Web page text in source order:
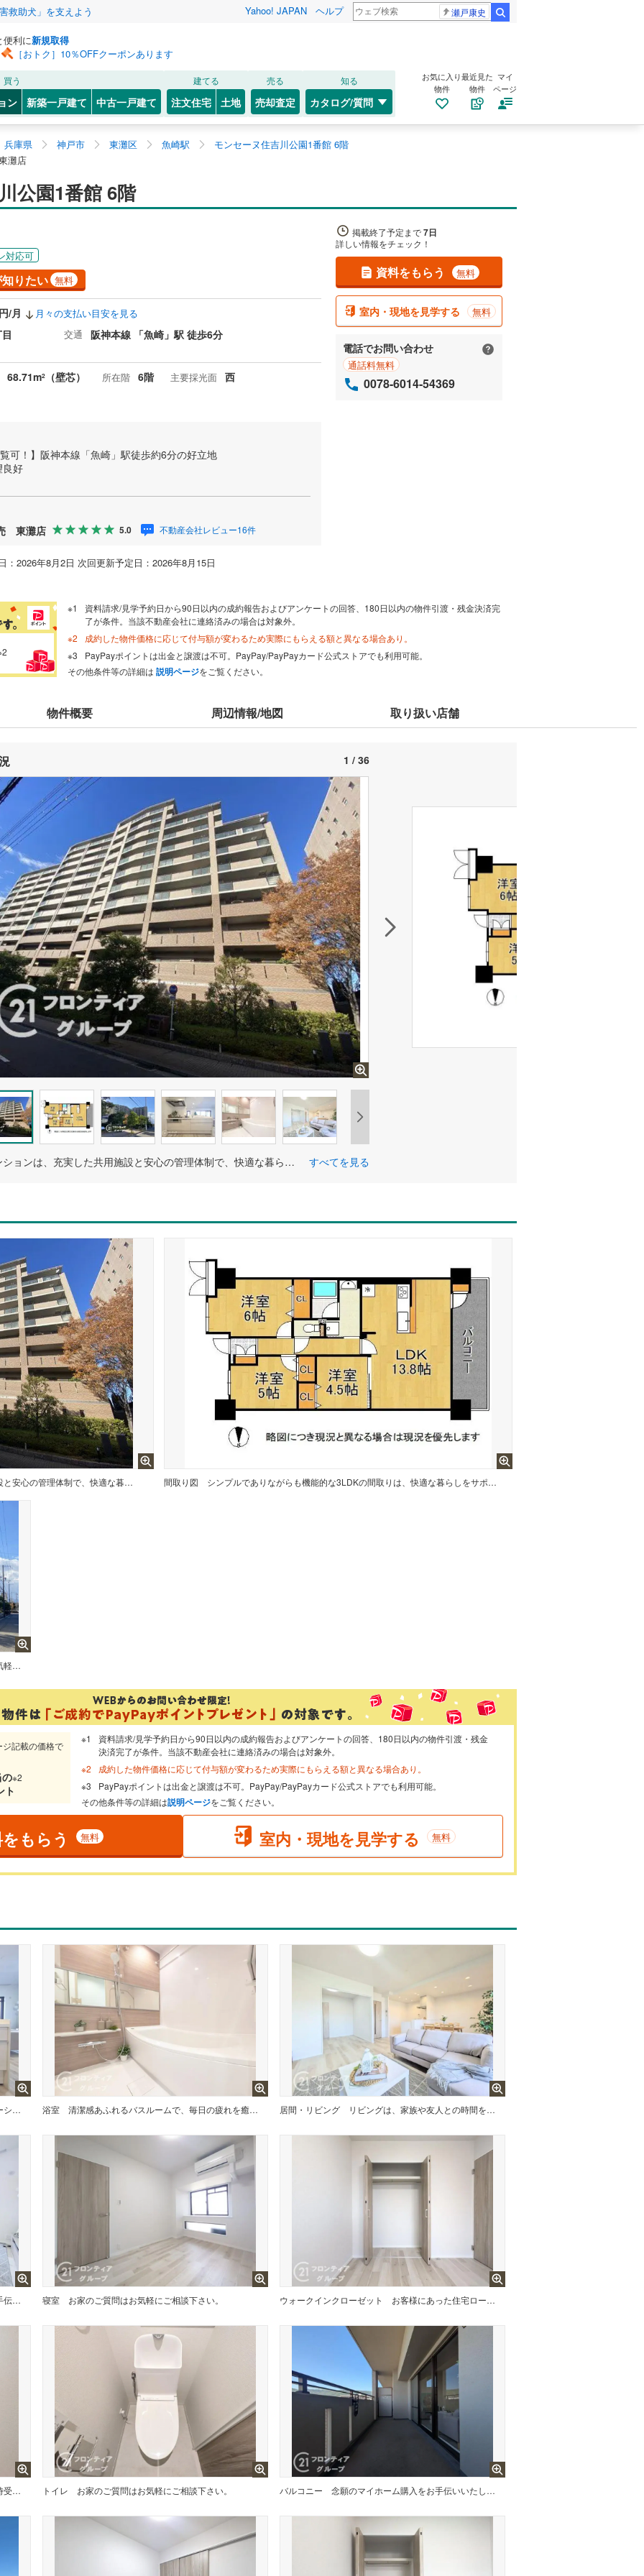
救助犬」を支えよう Yahoo! JAPAN ヘルプ 瀬戸康史
便利に新規取得
［おトク］10％OFFクーポンあります
買う
ン 新築一戸建て 中古一戸建て
建てる
注文住宅 土地
売る
売却査定
知る
カタログ/質問
お気に入り
物件
最近見た
物件
マイ
ページ
兵庫県 神戸市 東灘区 魚崎駅
モンセーヌ住吉川公園1番館 6階
灘店
公園1番館 6階
対応可
りたい 無料
/月 月々の支払い目安を見る
交通 阪神本線 「魚崎」駅 徒歩6分
68.71m2 （壁芯） 所在階 6階 主要採光面 西
可！】阪神本線「魚崎」駅徒歩約6分の好立地
良好
東灘店 5.0 不動産会社レビュー16件
2026年8月2日 次回更新予定日：2026年8月15日
掲載終了予定まで7日
詳しい情報をチェック！
資料をもらう 無料
室内・現地を見学する 無料
電話でお問い合わせ
通話料無料
0078-6014-54369
資料請求/見学予約日から90日以内の成約報告およびアンケートの回答、180日以内の物件引渡・残金決済完
了が条件。当該不動産会社に連絡済みの場合は対象外。
成約した物件価格に応じて付与額が変わるため実際にもらえる額と異なる場合あり。
PayPayポイントは出金と譲渡は不可。PayPay/PayPayカード公式ストアでも利用可能。
その他条件等の詳細は 説明ページをご覧ください。
物件概要 周辺情報/地図 取り扱い店舗
1 / 36
大規模マンションは、充実した共用施設と安心の管理体制で、快適な暮らしを提供する理想的な住環境です！ すべてを見る
大規模マンションは、充実した共用施設と安心の管理体制で、快適な暮らしを提供する理想的な住環境です！ 間取り図 シンプルでありながらも機能的な3LDKの間取りは、快適な暮らしをサポートします。
多様化する住まいのお悩みを当社へお気軽にご相談下さい
記載の価格で
の※2
ト
資料請求/見学予約日から90日以内の成約報告およびアンケートの回答、180日以内の物件引渡・残金
決済完了が条件。当該不動産会社に連絡済みの場合は対象外。
成約した物件価格に応じて付与額が変わるため実際にもらえる額と異なる場合あり。
PayPayポイントは出金と譲渡は不可。PayPay/PayPayカード公式ストアでも利用可能。
その他条件等の詳細は説明ページをご覧ください。
もらう 無料 室内・現地を見学する 無料
対面カウンターで、家族とコミュニケーションを取りながら料理ができるキッチンです 浴室 清潔感あふれるバスルームで、毎日の疲れを癒せます。明るく開放的な空間で、リフレッシュできるひとときをお楽しみください。 居間・リビング リビングは、家族や友人との時間を楽しむのに最適な広さです。快適な居住空間を提供します。
念願のマイホーム購入をお手伝いいたします 寝室 お家のご質問はお気軽にご相談下さい。 ウォークインクローゼット お客様にあった住宅ローンをご提案させていただきます
家賃とローンの支払い比較相談も随時受付中！ トイレ お家のご質問はお気軽にご相談下さい。 バルコニー 念願のマイホーム購入をお手伝いいたします